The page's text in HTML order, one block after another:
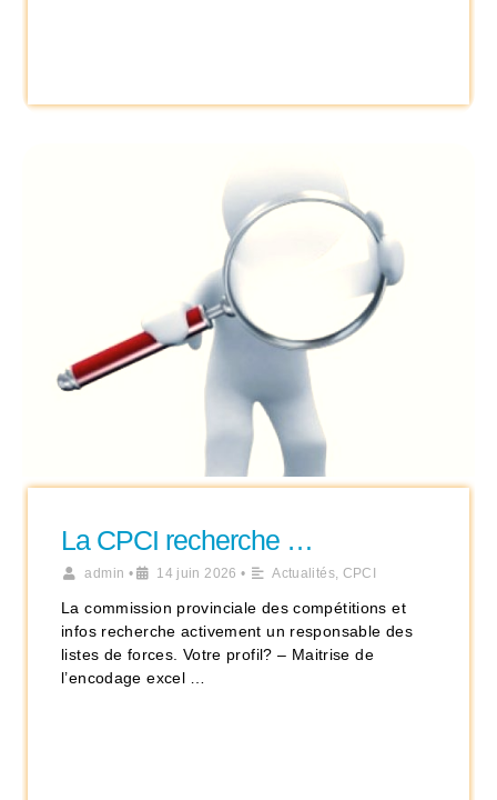
La CPCI recherche …
admin • 14 juin 2026 • Actualités, CPCI
La commission provinciale des compétitions et
infos recherche activement un responsable des
listes de forces. Votre profil? – Maitrise de
l’encodage excel …